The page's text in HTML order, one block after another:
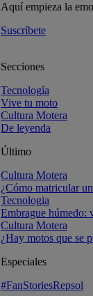
Aquí empieza la
Suscríbete
Secciones
Tecnología
Vive tu moto
Cultura Motera
De leyenda
Último
Cultura Motera
¿Cómo matricular
Tecnologia
Embrague húmedo:
Cultura Motera
¿Hay motos que se
Especiales
#FanStoriesRepsol